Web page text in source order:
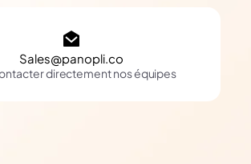
Sales@panopli.co
directement nos équipes